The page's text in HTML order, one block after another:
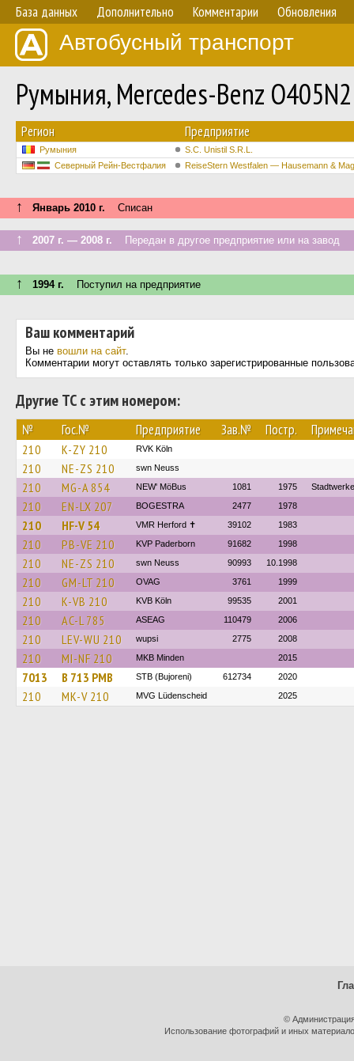
База данных Дополнительно Комментарии Обновления
Автобусный транспорт
Румыния, Mercedes-Benz
Регион Предприятие
Румыния
S.C. Unistil S.R.L.
Северный Рейн-Вестфалия
ReiseStern Westfalen — Hausemann &
↑ Январь 2010 г. Списан
↑ 2007 г. — 2008 г. Передан в другое предприятие или на завод
↑ 1994 г. Поступил на предприятие
Ваш комментарий
Вы не вошли на сайт.
Комментарии могут оставлять только зарегистрированные
Другие ТС с этим номером:
№ Гос.№ Предприятие Зав.№ Постр.
210 K-ZY 210 RVK Köln
210 NE-ZS 210 swn Neuss
210 MG-A 854 NEW' MöBus 1081 1975
210 EN-LX 207 BOGESTRA 2477 1978
210 HF-V 54 VMR Herford ✝ 39102 1983
210 PB-VE 210 KVP Paderborn 91682 1998
210 NE-ZS 210 swn Neuss 90993 10.1998
210 GM-LT 210 OVAG 3761 1999
210 K-VB 210 KVB Köln 99535 2001
210 AC-L 785 ASEAG 110479 2006
210 LEV-WU 210 wupsi 2775 2008
210 MI-NF 210 MKB Minden 2015
7013 B 713 PMB STB (Bujoreni) 612734 2020
210 MK-V 210 MVG Lüdenscheid 2025
©
Использование фотографий и иных